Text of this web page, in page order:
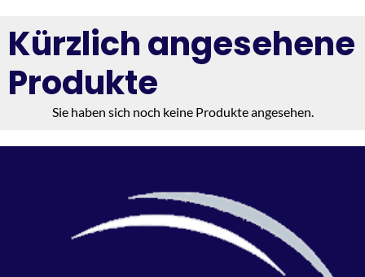
Kürzlich angesehene
Produkte
Sie haben sich noch keine Produkte angesehen.